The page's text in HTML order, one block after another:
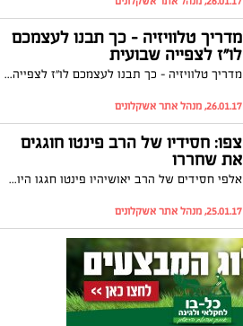
מדריך טלוויזיה - כך תבנו לעצמכם
לו"ז לצפייה שבועית
מדריך טלוויזיה - כך תבנו לעצמכם לו"ז לצפייה שבועית
26.01.17, מנהל אתר אשקלונים
צפו: חסידיו של הרב פינטו חוגגים
את שחררו
אלפי חסידים של הרב יאושיהיו פינטו חגגו היום (רביעי) את שחררו מהכלא לאחר שריצה שנת מאסר. מאות מחסידיו יצאו בעשרה אוטובוסים מהישיבה באשקלון. שליחו של הרב בעיר בן-ציון עטיה: "זה היום עשה השם נגילה ונשמחה בו"
25.01.17, מנהל אתר אשקלונים